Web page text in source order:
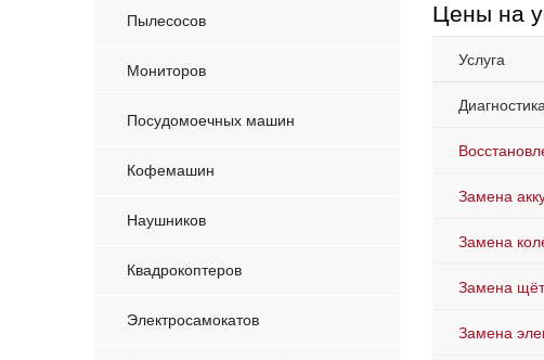
Пылесосов
Мониторов
Посудомоечных машин
Кофемашин
Наушников
Квадрокоптеров
Электросамокатов
Цены на
Услуга
Диагностика
Замена
Замена
Замена
Замена